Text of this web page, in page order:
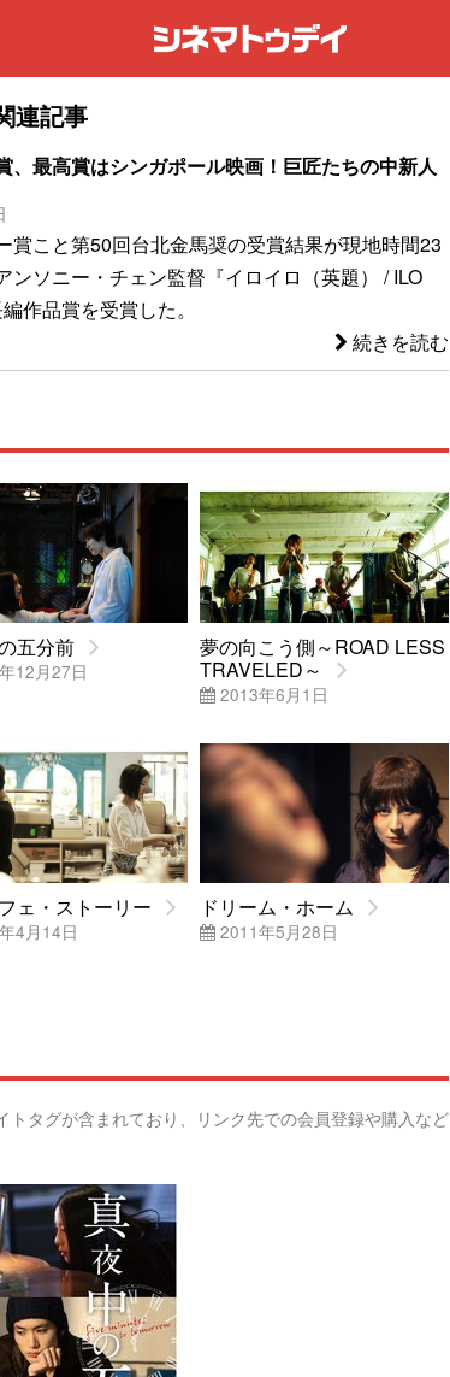
連記事
、最高賞はシンガポール映画！巨匠たちの中新人
賞こと第50回台北金馬奨の受賞結果が現地時間23
ンソニー・チェン監督『イロイロ（英題） / ILO
作品賞を受賞した。
続きを読む
五分前
12月27日
夢の向こう側～ROAD LESS
TRAVELED～
2013年6月1日
ェ・ストーリー
4月14日
ドリーム・ホーム
2011年5月28日
タグが含まれており、リンク先での会員登録や購入など